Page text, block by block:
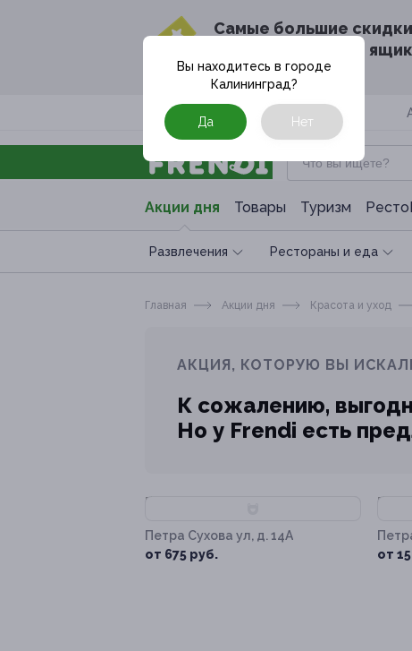
Cамые большие
в твоём почтовом
Москва
Акции дня Товары Туризм
Развлечения Рестораны и еда
Вы находитесь в городе
Калининград?
Да Нет
Главная Акции дня Красота и уход
АКЦИЯ, КОТОРУЮ ВЫ
К сожалению,
Но у Frendi есть
Петра Сухова ул, д. 14А
от 675 руб.
от